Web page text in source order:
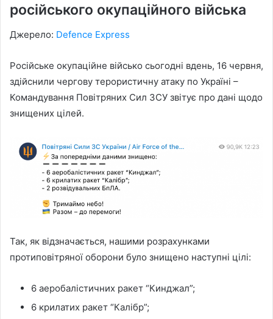
російського окупаційного війська
Джерело: Defence Express
Російське окупаційне військо сьогодні вдень, 16 червня,
здійснили чергову терористичну атаку по Україні –
Командування Повітряних Сил ЗСУ звітує про дані щодо
знищених цілей.
Так, як відзначається, нашими розрахунками
протиповітряної оборони було знищено наступні цілі:
6 аеробалістичних ракет “Кинджал”;
6 крилатих ракет “Калібр”;